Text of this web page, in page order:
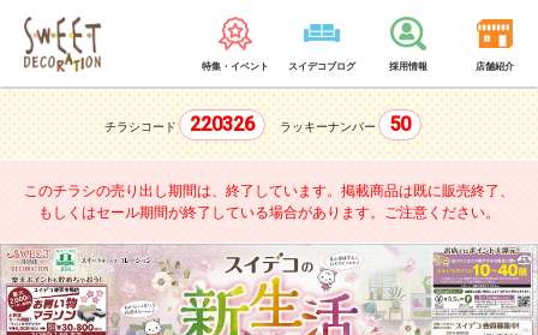
特集・イベント スイデコブログ 採用情報 店舗紹介
チラシコード 220326 ラッキーナンバー 50
このチラシの売り出し期間は、終了しています。 掲載商品は既に販売終了、
もしくはセール期間が終了している場合があります。ご注意ください。